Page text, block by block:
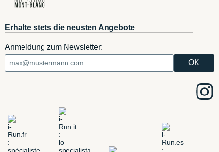
Erhalte stets die neusten Angebote
Anmeldung zum Newsletter: